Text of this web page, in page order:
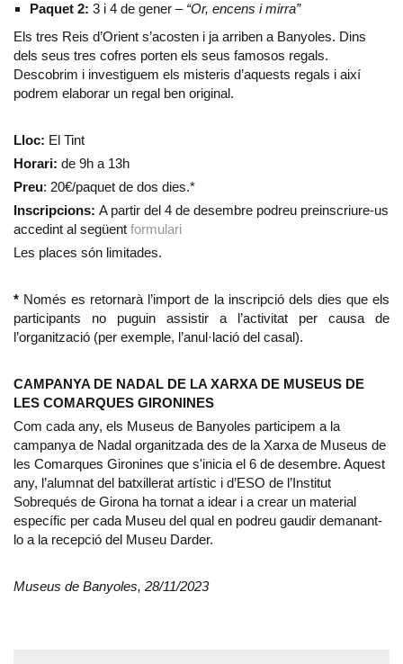
Paquet 2: 3 i 4 de gener – “Or, encens i mirra”
Els tres Reis d’Orient s’acosten i ja arriben a Banyoles. Dins
dels seus tres cofres porten els seus famosos regals.
Descobrim i investiguem els misteris d’aquests regals i així
podrem elaborar un regal ben original.
Lloc: El Tint
Horari: de 9h a 13h
Preu: 20€/paquet de dos dies.*
Inscripcions: A partir del 4 de desembre podreu preinscriure-us
accedint al següent formulari
Les places són limitades.
* Només es retornarà l’import de la inscripció dels dies que els
participants no puguin assistir a l’activitat per causa de
l’organització (per exemple, l’anul·lació del casal).
CAMPANYA DE NADAL DE LA XARXA DE MUSEUS DE
LES COMARQUES GIRONINES
Com cada any, els Museus de Banyoles participem a la
campanya de Nadal organitzada des de la Xarxa de Museus de
les Comarques Gironines que s'inicia el 6 de desembre. Aquest
any, l’alumnat del batxillerat artístic i d’ESO de l’Institut
Sobrequés de Girona ha tornat a idear i a crear un material
específic per cada Museu del qual en podreu gaudir demanant-
lo a la recepció del Museu Darder.
Museus de Banyoles, 28/11/2023